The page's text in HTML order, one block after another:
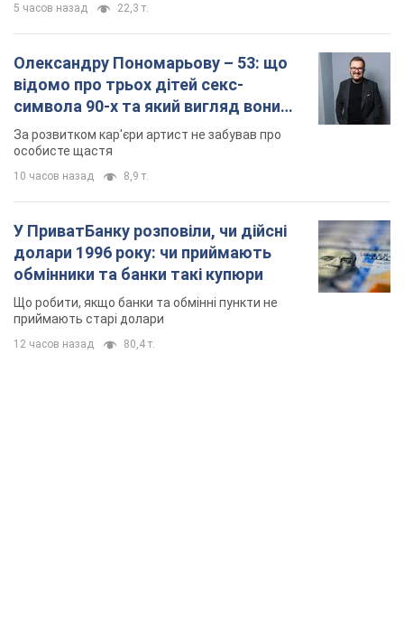
5 часов назад 22,3 т.
Олександру Пономарьову – 53: що
відомо про трьох дітей секс-
символа 90-х та який вигляд вони
мають
За розвитком кар'єри артист не забував про
особисте щастя
10 часов назад 8,9 т.
У ПриватБанку розповіли, чи дійсні
долари 1996 року: чи приймають
обмінники та банки такі купюри
Що робити, якщо банки та обмінні пункти не
приймають старі долари
12 часов назад 80,4 т.